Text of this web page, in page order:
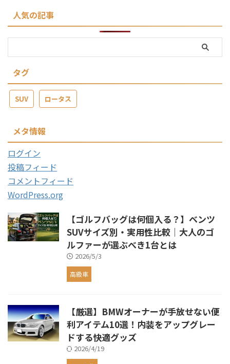
人気の記事
タグ
SUV ロータス
メタ情報
ログイン
投稿フィード
コメントフィード
WordPress.org
【ゴルフバッグは何個入る？】ベンツ
SUVサイズ別・実用性比較｜大人のゴ
ルファーが選ぶべき1台とは
2026/5/3
高級車
【厳選】BMWオーナーが手放せない便
利アイテム10選！内装をアップグレー
ドする快適グッズ
2026/4/19